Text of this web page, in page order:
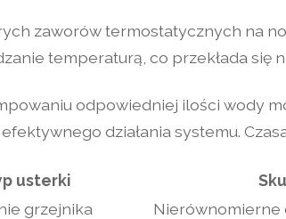
zaworów termostatycznych na
temperaturą, co przekłada się
odpowiedniej ilości wody
działania systemu.
usterki
grzejnika
Nierównomierne